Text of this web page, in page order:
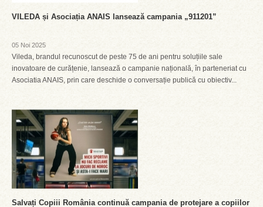
VILEDA și Asociația ANAIS lansează campania „911201”
05 Noi 2025
Vileda, brandul recunoscut de peste 75 de ani pentru soluțiile sale
inovatoare de curățenie, lansează o campanie națională, în parteneriat cu
Asociatia ANAIS, prin care deschide o conversație publică cu obiectiv...
Salvați Copiii România continuă campania de protejare a copiilor